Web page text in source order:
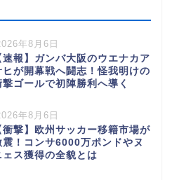
年8月6日
速報】ガンバ大阪のウエナカア
ヒが開幕戦へ闘志！怪我明けの
撃ゴールで初陣勝利へ導く
年8月6日
衝撃】欧州サッカー移籍市場が
震！コンサ6000万ポンドやヌ
ェス獲得の全貌とは